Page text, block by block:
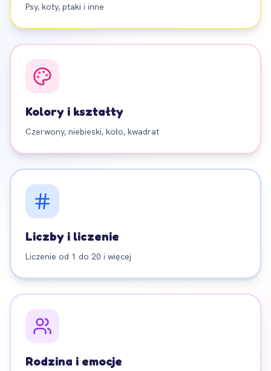
Psy, koty, ptaki i inne
Kolory i kształty
Czerwony, niebieski, koło, kwadrat
Liczby i liczenie
Liczenie od 1 do 20 i więcej
Rodzina i emocje